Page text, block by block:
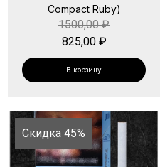
Compact Ruby)
1500,00₽
825,00 ₽
В корзину
Скидка 45%